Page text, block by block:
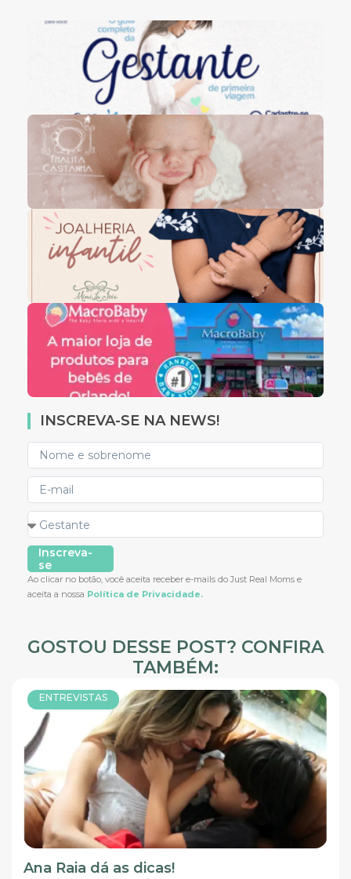
INSCREVA-SE NA NEWS!
Inscreva-
se
Ao clicar no botão, você aceita receber e-mails do Just Real Moms e
aceita a nossa Política de Privacidade.
GOSTOU DESSE POST? CONFIRA
TAMBÉM:
ENTREVISTAS
Ana Raia dá as dicas!